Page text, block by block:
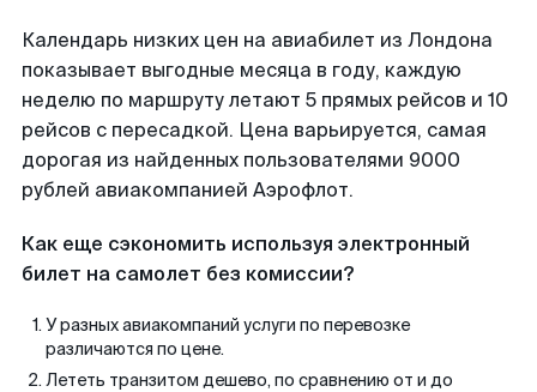
Календарь низких цен на авиабилет из Лондона
показывает выгодные месяца в году, каждую
неделю по маршруту летают 5 прямых рейсов и 10
рейсов с пересадкой. Цена варьируется, самая
дорогая из найденных пользователями 9000
рублей авиакомпанией Аэрофлот.
Как еще сэкономить используя электронный
билет на самолет без комиссии?
У разных авиакомпаний услуги по перевозке
различаются по цене.
Лететь транзитом дешево, по сравнению от и до